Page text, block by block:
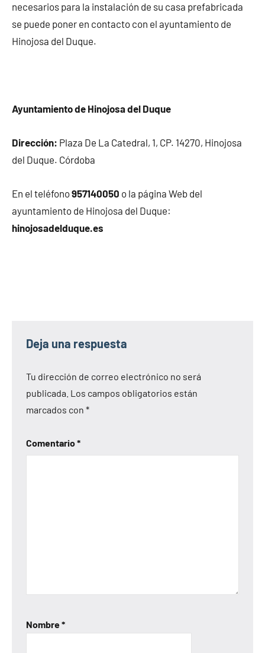
necesarios para la instalación de su casa prefabricada
se puede poner en contacto con el ayuntamiento de
Hinojosa del Duque.
Ayuntamiento de Hinojosa del Duque
Dirección: Plaza De La Catedral, 1, CP. 14270, Hinojosa
del Duque. Córdoba
En el teléfono957140050 o la página Web del
ayuntamiento de Hinojosa del Duque:
hinojosadelduque.es
Deja una respuesta
Tu dirección de correo electrónico no será
publicada. Los campos obligatorios están
marcados con *
Comentario*
Nombre*